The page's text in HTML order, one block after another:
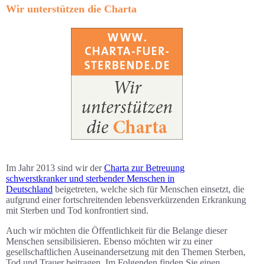
Wir unterstützen die Charta
Im Jahr 2013 sind wir derCharta zur Betreuung
schwerstkranker und sterbender Menschen in
Deutschland beigetreten, welche sich für Menschen einsetzt, die
aufgrund einer fortschreitenden lebensverkürzenden Erkrankung
mit Sterben und Tod konfrontiert sind.
Auch wir möchten die Öffentlichkeit für die Belange dieser
Menschen sensibilisieren. Ebenso möchten wir zu einer
gesellschaftlichen Auseinandersetzung mit den Themen Sterben,